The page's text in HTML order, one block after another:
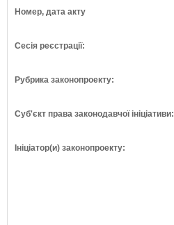
Номер, дата акту
Сесія реєстрації:
Рубрика законопроекту:
Суб'єкт права законодавчої ініціативи:
Ініціатор(и) законопроекту: